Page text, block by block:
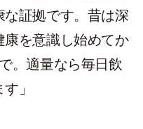
証拠です。昔は深
を意識し始めてか
。適量なら毎日飲
」